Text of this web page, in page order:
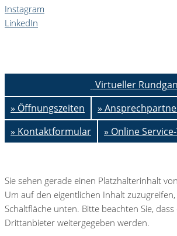
Instagram
LinkedIn
Virtueller
» Öffnungszeiten
»
» Kontaktformular
» Online
Sie sehen gerade einen Platzhalterinhalt von
Um auf den eigentlichen Inhalt zuzugreifen,
Schaltfläche unten. Bitte beachten Sie,
Drittanbieter weitergegeben werden.